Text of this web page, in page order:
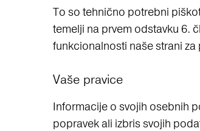
To so tehnično potrebni
temelji na prvem odstavku 6.
funkcionalnosti naše strani
Vaše pravice
Informacije o svojih osebnih
popravek ali izbris svojih